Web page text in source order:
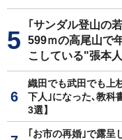
｢サンダル登山の
599ｍの高尾山で
こしている"張本
織田でも武田でも上
下人｣になった､教科
3選】
｢お市の再婚｣で露